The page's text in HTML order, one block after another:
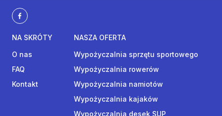
NA SKRÓTY
O nas
FAQ
Kontakt
NASZA OFERTA
Wypożyczalnia sprzętu sportowego
Wypożyczalnia rowerów
Wypożyczalnia namiotów
Wypożyczalnia kajaków
Wypożyczalnia desek SUP